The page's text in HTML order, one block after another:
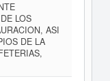
LOS
ASI
DE LA